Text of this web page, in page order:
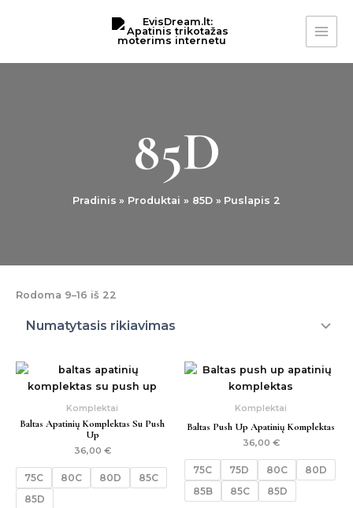
85D
Pradinis Produktai 85D Puslapis 2
Rodoma 9–16 iš 22
Komplektai
Baltas Apatinių Komplektas Su Push
Up
36,00 €
75C 80C 80D
85C
85D
Komplektai
Baltas Push Up Apatinių Komplektas
36,00 €
75C 75D 80C
80D
85B
85C 85D